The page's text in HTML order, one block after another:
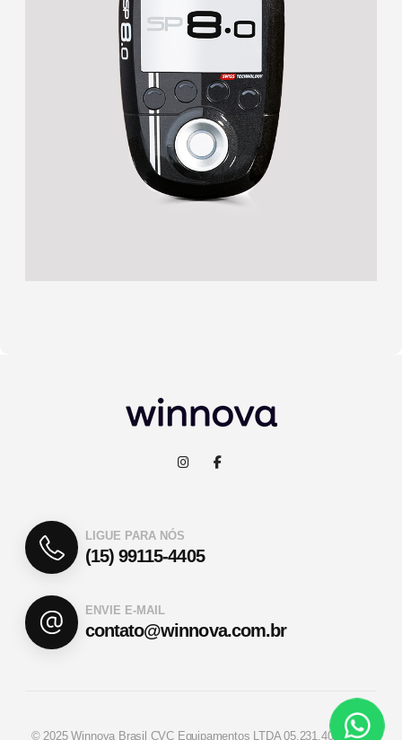
LIGUE PARA NÓS
(15) 99115-4405
ENVIE E-MAIL
contato@winnova.com.br
© 2025 Winnova Brasil CVC Equipamentos LTDA 05.231.407/0001-